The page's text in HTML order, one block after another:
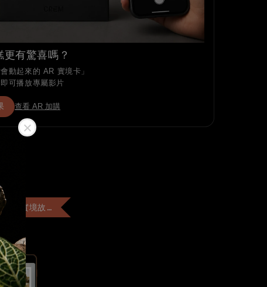
更有驚喜嗎？
動起來的 AR 實境卡」
可播放專屬影片
查看 AR 加購
+$99 客製「AR實境故事卡」